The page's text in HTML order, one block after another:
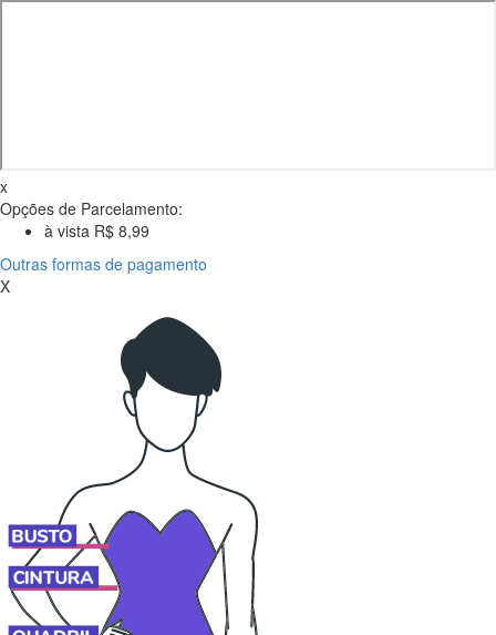
x
Opções de Parcelamento:
à vista R$ 8,99
Outras formas de pagamento
X